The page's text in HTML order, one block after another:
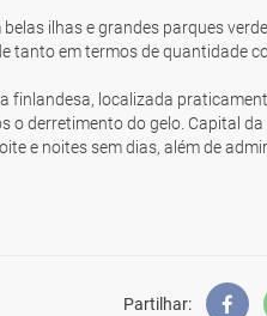
ilhas e grandes parques
tanto em termos de quantidade
finlandesa, localizada
o derretimento do gelo. Capital da
e noites sem dias, além de
Partilhar: